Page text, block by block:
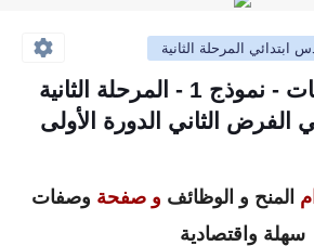
المرحلة الثانية
فروض الرياضيات - نموذج 1 - المرحلة الثانية
الفرض الثاني الدورة الأولى
المنح و الوظائف و صفحة وصفات
سهلة واقتصادية